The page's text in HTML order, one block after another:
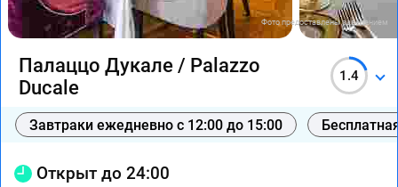
Фото предоставлены заведением
Палаццо Дукале / Palazzo
Ducale
1.4
Завтраки ежедневно с 12:00 до 15:00
Открыт до 24:00